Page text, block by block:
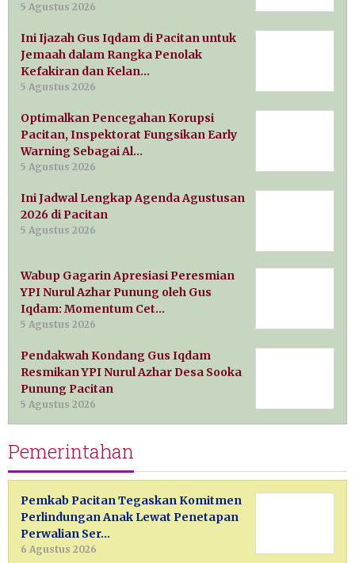
5 Agustus 2026
Ini Ijazah Gus Iqdam di Pacitan untuk
Jemaah dalam Rangka Penolak
Kefakiran dan Kelan…
5 Agustus 2026
Optimalkan Pencegahan Korupsi
Pacitan, Inspektorat Fungsikan Early
Warning Sebagai Al…
5 Agustus 2026
Ini Jadwal Lengkap Agenda Agustusan
2026 di Pacitan
5 Agustus 2026
Wabup Gagarin Apresiasi Peresmian
YPI Nurul Azhar Punung oleh Gus
Iqdam: Momentum Cet…
5 Agustus 2026
Pendakwah Kondang Gus Iqdam
Resmikan YPI Nurul Azhar Desa Sooka
Punung Pacitan
5 Agustus 2026
Pemerintahan
Pemkab Pacitan Tegaskan Komitmen
Perlindungan Anak Lewat Penetapan
Perwalian Ser…
6 Agustus 2026